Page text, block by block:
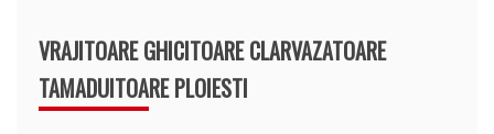
VRAJITOARE GHICITOARE CLARVAZATOARE
TAMADUITOARE PLOIESTI